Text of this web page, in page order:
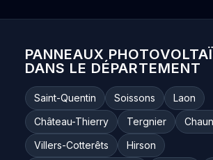
PANNEAUX
DANS LE DÉPARTEMENT
Saint-Quentin Soissons
Laon
Château-Thierry
Tergnier
Villers-Cotterêts
Hirson